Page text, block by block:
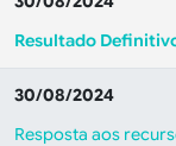
Resultado
30/08/2024
Resposta aos